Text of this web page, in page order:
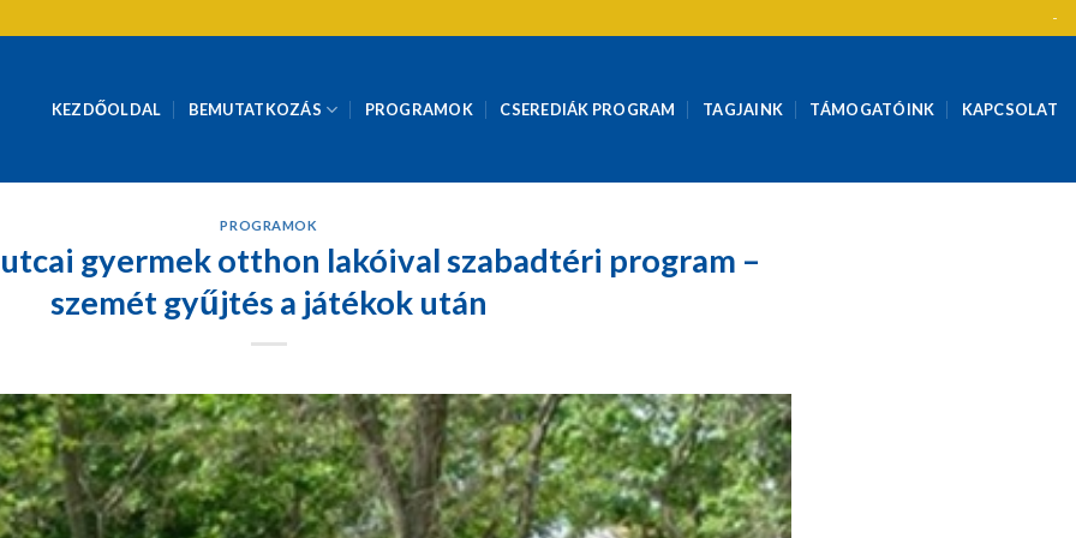
-
KEZDŐOLDAL BEMUTATKOZÁS PROGRAMOK CSEREDIÁK PROGRAM TAGJAINK TÁMOGATÓINK KAPCSOLAT
PROGRAMOK
gyermek otthon lakóival szabadtéri program –
szemét gyűjtés a játékok után